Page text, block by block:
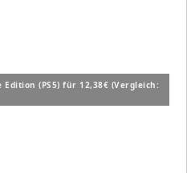
(PS5) für 12,38€ (Vergleich: